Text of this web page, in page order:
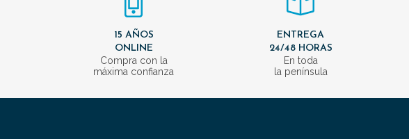
15 AÑOS
ONLINE
Compra con la
máxima confianza
ENTREGA
24/48 HORAS
En toda
la península